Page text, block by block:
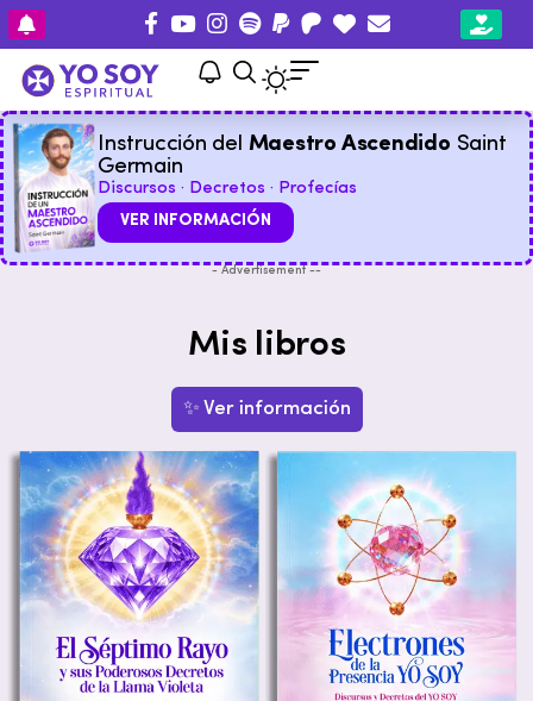
Instrucción del Maestro Ascendido Saint
Germain
Discursos · Decretos · Profecías
VER INFORMACIÓN
- Advertisement --
Mis libros
✨ Ver información